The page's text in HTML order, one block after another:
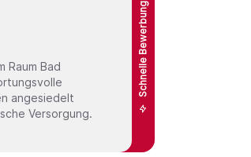
Schnelle Bewerbung
Raum Bad
angesiedelt
Versorgung.